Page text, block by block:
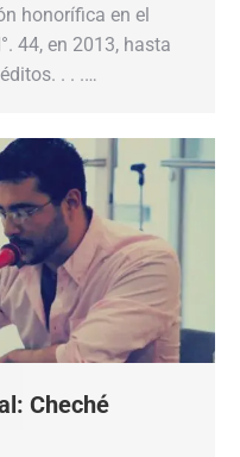
honorífica en el
44, en 2013, hasta
. . .…
Cheché